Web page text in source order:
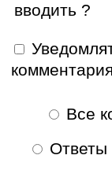
вводить ?
Все
Ответы